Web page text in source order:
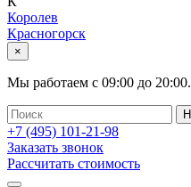
Королев
Красногорск
×
Мы работаем с 09:00 до 20:00.
+7 (495) 101-21-98
Заказать звонок
Рассчитать стоимость